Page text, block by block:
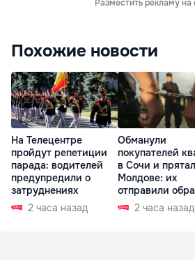
Разместить рекламу на
Похожие новости
На Телецентре
пройдут репетиции
парада: водителей
предупредили о
затруднениях
2 часа назад
Обманули
покупателей
в Сочи и
Молдове: их
отправили
РФ 2 часа назад